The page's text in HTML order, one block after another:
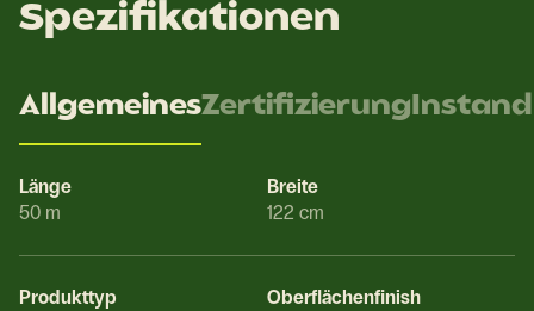
Spezifikationen
AllgemeinesZertifizierung
Länge
50 m
Breite
122 cm
Produkttyp
Oberflächenfinish